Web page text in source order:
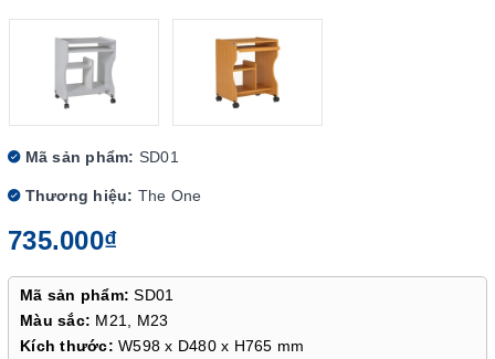
Mã sản phẩm: SD01
Thương hiệu: The One
735.000₫
Mã sản phẩm: SD01
Màu sắc: M21, M23
Kích thước: W598 x D480 x H765 mm